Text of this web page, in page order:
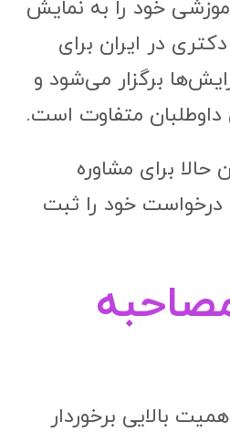
خود را به نمایش
در ایران برای
برگزار می‌شود و
داوطلبان متفاوت است.
برای مشاوره
درخواست خود را ثبت
بالایی برخوردار